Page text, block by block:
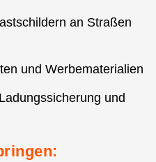
an Straßen
und Werbematerialien
und